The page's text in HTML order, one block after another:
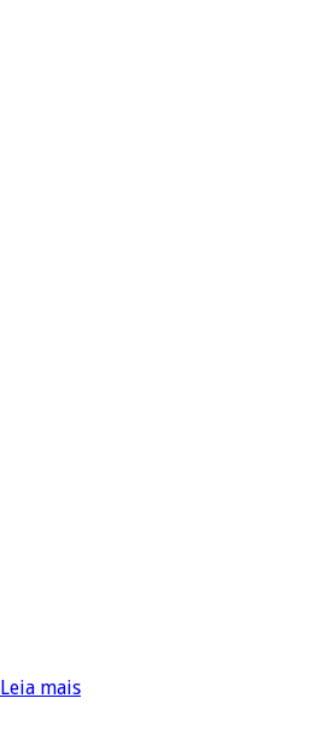
Leia mais